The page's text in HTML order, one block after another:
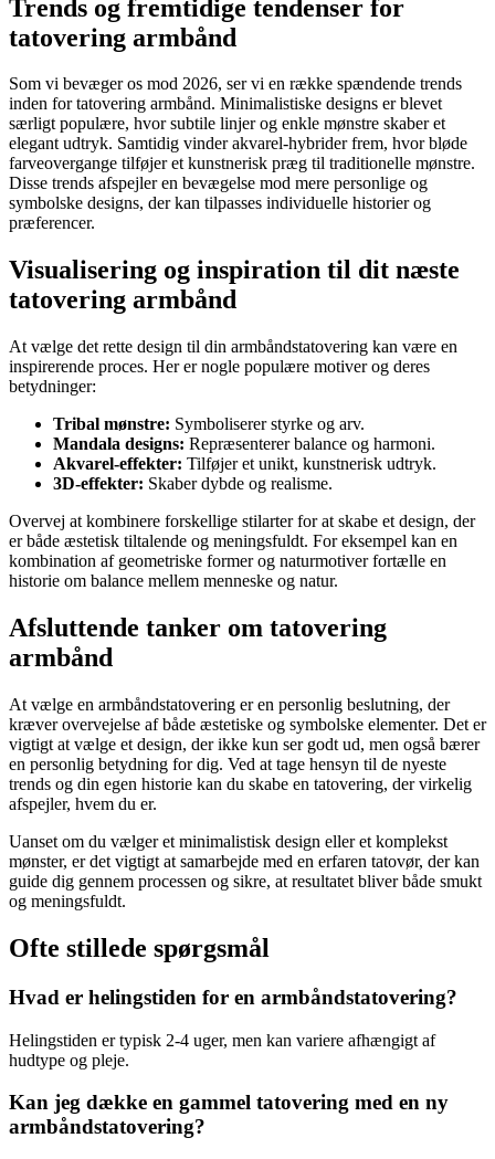
Trends og fremtidige tendenser for
tatovering armbånd
Som vi bevæger os mod 2026, ser vi en række spændende trends
inden for tatovering armbånd. Minimalistiske designs er blevet
særligt populære, hvor subtile linjer og enkle mønstre skaber et
elegant udtryk. Samtidig vinder akvarel-hybrider frem, hvor bløde
farveovergange tilføjer et kunstnerisk præg til traditionelle mønstre.
Disse trends afspejler en bevægelse mod mere personlige og
symbolske designs, der kan tilpasses individuelle historier og
præferencer.
Visualisering og inspiration til dit næste
tatovering armbånd
At vælge det rette design til din armbåndstatovering kan være en
inspirerende proces. Her er nogle populære motiver og deres
betydninger:
Tribal mønstre: Symboliserer styrke og arv.
Mandala designs: Repræsenterer balance og harmoni.
Akvarel-effekter: Tilføjer et unikt, kunstnerisk udtryk.
3D-effekter: Skaber dybde og realisme.
Overvej at kombinere forskellige stilarter for at skabe et design, der
er både æstetisk tiltalende og meningsfuldt. For eksempel kan en
kombination af geometriske former og naturmotiver fortælle en
historie om balance mellem menneske og natur.
Afsluttende tanker om tatovering
armbånd
At vælge en armbåndstatovering er en personlig beslutning, der
kræver overvejelse af både æstetiske og symbolske elementer. Det er
vigtigt at vælge et design, der ikke kun ser godt ud, men også bærer
en personlig betydning for dig. Ved at tage hensyn til de nyeste
trends og din egen historie kan du skabe en tatovering, der virkelig
afspejler, hvem du er.
Uanset om du vælger et minimalistisk design eller et komplekst
mønster, er det vigtigt at samarbejde med en erfaren tatovør, der kan
guide dig gennem processen og sikre, at resultatet bliver både smukt
og meningsfuldt.
Ofte stillede spørgsmål
Hvad er helingstiden for en armbåndstatovering?
Helingstiden er typisk 2-4 uger, men kan variere afhængigt af
hudtype og pleje.
Kan jeg dække en gammel tatovering med en ny
armbåndstatovering?